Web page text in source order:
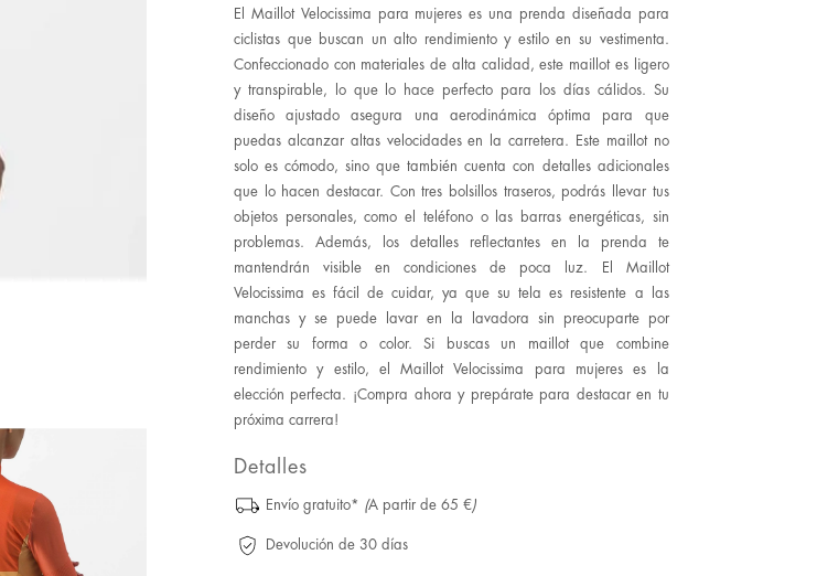
El Maillot Velocissima para mujeres es una prenda diseñada para
ciclistas que buscan un alto rendimiento y estilo en su vestimenta.
Confeccionado con materiales de alta calidad, este maillot es ligero
y transpirable, lo que lo hace perfecto para los días cálidos. Su
diseño ajustado asegura una aerodinámica óptima para que
puedas alcanzar altas velocidades en la carretera. Este maillot no
solo es cómodo, sino que también cuenta con detalles adicionales
que lo hacen destacar. Con tres bolsillos traseros, podrás llevar tus
objetos personales, como el teléfono o las barras energéticas, sin
problemas. Además, los detalles reflectantes en la prenda te
mantendrán visible en condiciones de poca luz. El Maillot
Velocissima es fácil de cuidar, ya que su tela es resistente a las
manchas y se puede lavar en la lavadora sin preocuparte por
perder su forma o color. Si buscas un maillot que combine
rendimiento y estilo, el Maillot Velocissima para mujeres es la
elección perfecta. ¡Compra ahora y prepárate para destacar en tu
próxima carrera!
Detalles
Envío gratuito* (A partir de 65 €)
Devolución de 30 días